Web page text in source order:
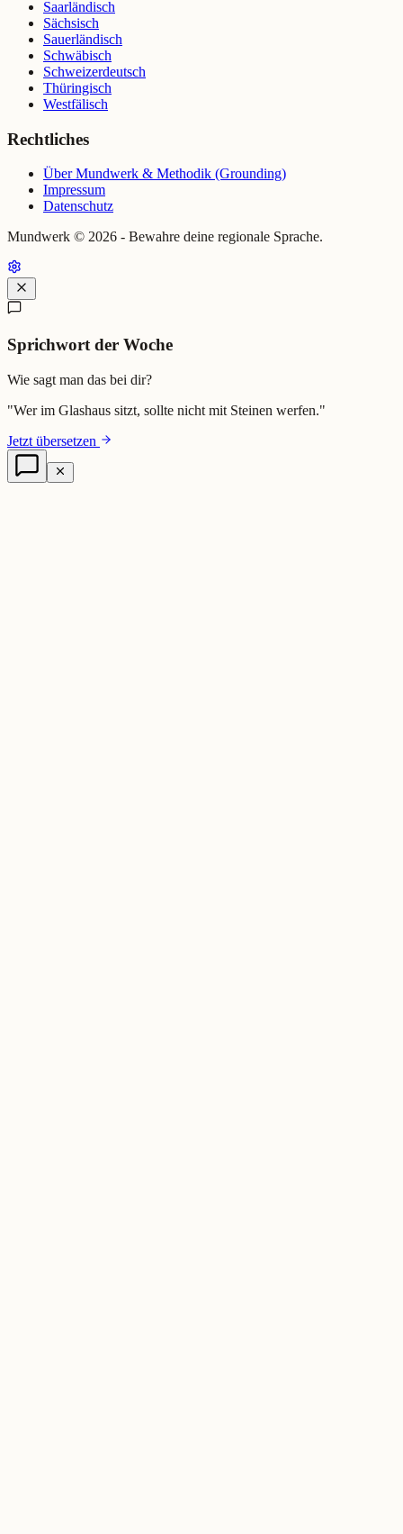
Saarländisch
Sächsisch
Sauerländisch
Schwäbisch
Schweizerdeutsch
Thüringisch
Westfälisch
Rechtliches
Über Mundwerk & Methodik (Grounding)
Impressum
Datenschutz
Mundwerk © 2026 - Bewahre deine regionale Sprache.
Sprichwort der Woche
Wie sagt man das bei dir?
"Wer im Glashaus sitzt, sollte nicht mit Steinen werfen."
Jetzt übersetzen